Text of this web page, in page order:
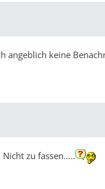
angeblich keine
zu fassen…..